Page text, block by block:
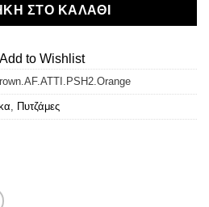
ΣΤΟ ΚΑΛΆΘΙ
Add to Wishlist
, Πυτζάμες